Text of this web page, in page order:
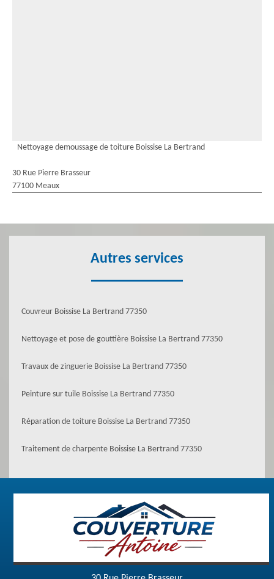
Nettoyage demoussage de toiture Boissise La Bertrand
30 Rue Pierre Brasseur
77100 Meaux
Autres services
Couvreur Boissise La Bertrand 77350
Nettoyage et pose de gouttière Boissise La Bertrand 77350
Travaux de zinguerie Boissise La Bertrand 77350
Peinture sur tuile Boissise La Bertrand 77350
Réparation de toiture Boissise La Bertrand 77350
Traitement de charpente Boissise La Bertrand 77350